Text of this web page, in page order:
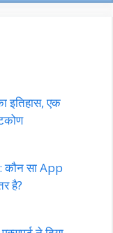
इतिहास, एक
सा App
है?